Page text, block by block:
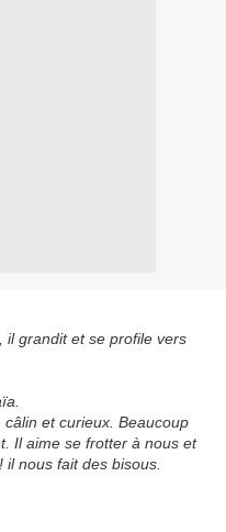
il grandit et se profile vers
et curieux. Beaucoup
Il aime se frotter à nous et
nous fait des bisous.